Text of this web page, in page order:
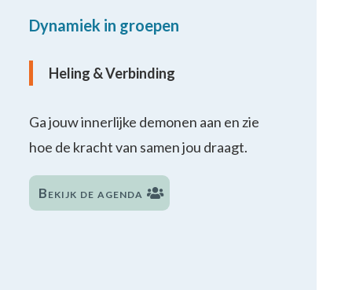
Dynamiek in groepen
Heling & Verbinding
Ga jouw innerlijke demonen aan en zie
hoe de kracht van samen jou draagt.
Bekijk de agenda